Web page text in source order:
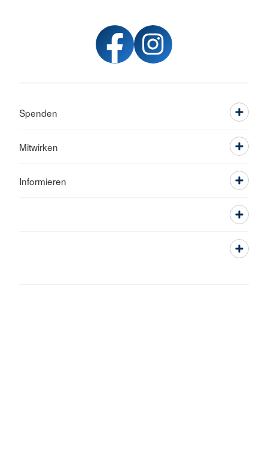
Spenden
Mitwirken
Informieren